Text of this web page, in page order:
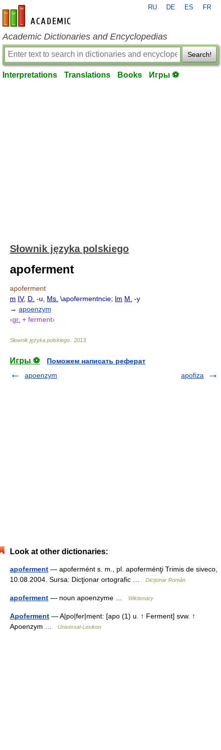
en-academic.com
RU DE ES FR
Academic Dictionaries and Encyclopedias
Search!
Interpretations Translations Books Игры ⚽
Słownik języka polskiego
apoferment
apoferment
m IV, D. -u, Ms. \apofermentncie; lm M. -y
→ apoenzym
‹gr. + ferment›
Słownik języka polskiego 2013
Игры ⚽
Поможем написать реферат
apoenzym
apofiza
Look at other dictionaries:
apoferment — apofermént s. m., pl. apoferménţi Trimis de siveco,
10.08.2004. Sursa: Dicţionar ortografic …
Dicționar Român
apoferment — noun apoenzyme … Wiktionary
Apoferment — A|po|fer|mẹnt: [apo (1) u. ↑ Ferment] svw. ↑
Apoenzym …
Universal-Lexikon